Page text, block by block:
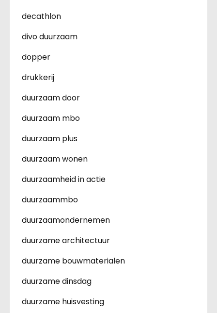
decathlon
divo duurzaam
dopper
drukkerij
duurzaam door
duurzaam mbo
duurzaam plus
duurzaam wonen
duurzaamheid in actie
duurzaammbo
duurzaamondernemen
duurzame architectuur
duurzame bouwmaterialen
duurzame dinsdag
duurzame huisvesting